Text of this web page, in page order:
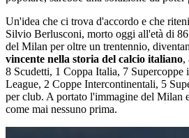
Un'idea che ci trova d'accordo e che
Silvio Berlusconi, morto oggi all'età di
del Milan per oltre un trentennio,
vincente nella storia del calcio italiano,
8 Scudetti, 1 Coppa Italia, 7 Supercoppe
League, 2 Coppe Intercontinentali, 5
per club. A portato l'immagine del Milan
come mai nessuno prima.